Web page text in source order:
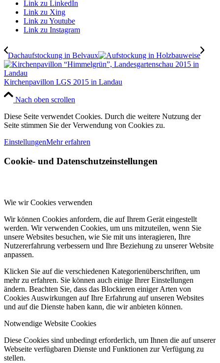
Link zu LinkedIn
Link zu Xing
Link zu Youtube
Link zu Instagram
Dachaufstockung in Belvaux
Kirchenpavillon LGS 2015 in Landau
Nach oben scrollen
Diese Seite verwendet Cookies. Durch die weitere Nutzung der
Seite stimmen Sie der Verwendung von Cookies zu.
EinstellungenMehr erfahren
Cookie- und Datenschutzeinstellungen
Wie wir Cookies verwenden
Wir können Cookies anfordern, die auf Ihrem Gerät eingestellt
werden. Wir verwenden Cookies, um uns mitzuteilen, wenn Sie
unsere Websites besuchen, wie Sie mit uns interagieren, Ihre
Nutzererfahrung verbessern und Ihre Beziehung zu unserer Website
anpassen.
Klicken Sie auf die verschiedenen Kategorienüberschriften, um
mehr zu erfahren. Sie können auch einige Ihrer Einstellungen
ändern. Beachten Sie, dass das Blockieren einiger Arten von
Cookies Auswirkungen auf Ihre Erfahrung auf unseren Websites
und auf die Dienste haben kann, die wir anbieten können.
Notwendige Website Cookies
Diese Cookies sind unbedingt erforderlich, um Ihnen die auf unserer
Webseite verfügbaren Dienste und Funktionen zur Verfügung zu
stellen.